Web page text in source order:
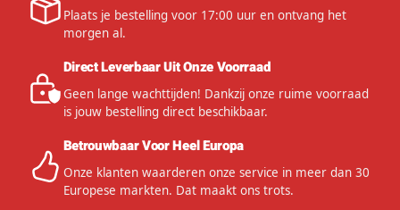
Plaats je bestelling voor 17:00 uur en ontvang het
morgen al.
Direct Leverbaar Uit Onze Voorraad
Geen lange wachttijden! Dankzij onze ruime voorraad
is jouw bestelling direct beschikbaar.
Betrouwbaar Voor Heel Europa
Onze klanten waarderen onze service in meer dan 30
Europese markten. Dat maakt ons trots.